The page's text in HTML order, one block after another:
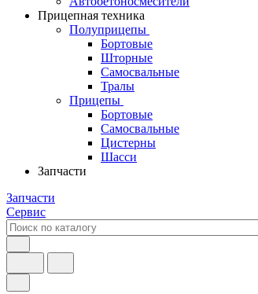
Прицепная техника
Полуприцепы
Бортовые
Шторные
Самосвальные
Тралы
Прицепы
Бортовые
Самосвальные
Цистерны
Шасси
Запчасти
Запчасти
Сервис